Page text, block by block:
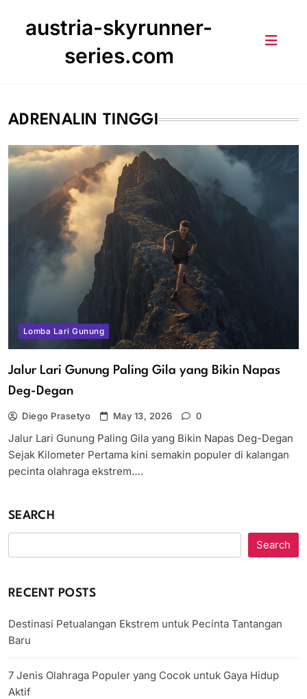
austria-skyrunner-
series.com
ADRENALIN TINGGI
Lomba Lari Gunung
Jalur Lari Gunung Paling Gila yang Bikin Napas
Deg-Degan
Diego Prasetyo May 13, 2026 0
Jalur Lari Gunung Paling Gila yang Bikin Napas Deg-Degan
Sejak Kilometer Pertama kini semakin populer di kalangan
pecinta olahraga ekstrem….
SEARCH
Search
RECENT POSTS
Destinasi Petualangan Ekstrem untuk Pecinta Tantangan
Baru
7 Jenis Olahraga Populer yang Cocok untuk Gaya Hidup
Aktif